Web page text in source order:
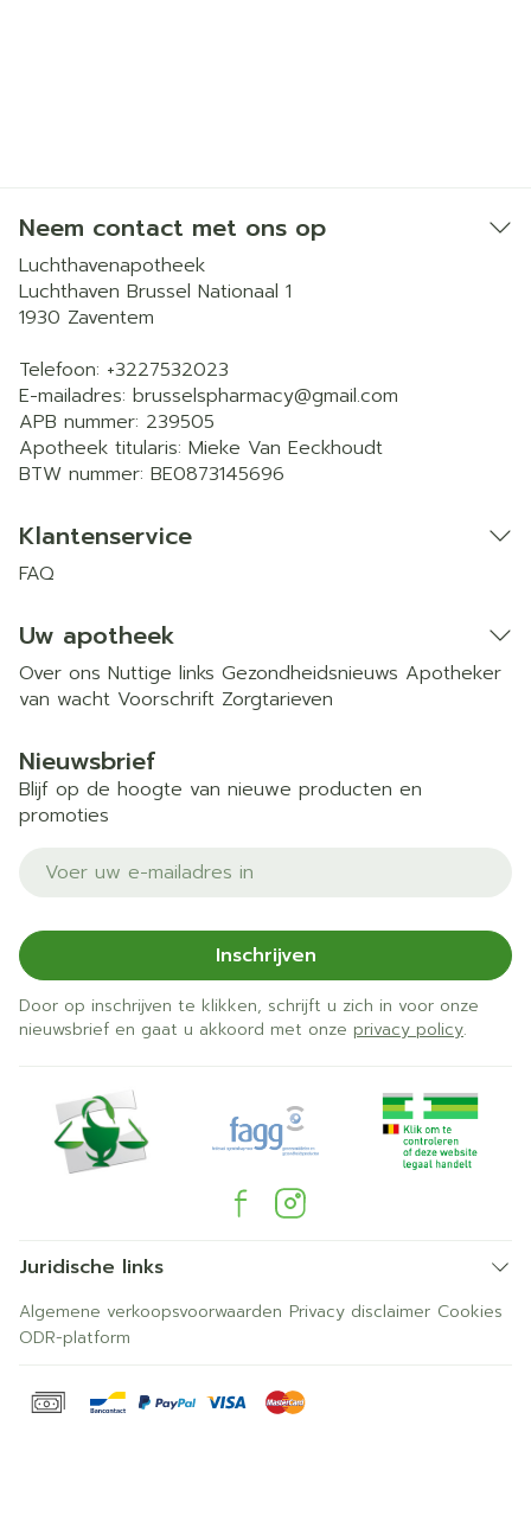
Neem contact met ons op
Luchthavenapotheek
Luchthaven Brussel Nationaal 1
1930 Zaventem
Telefoon: +3227532023
E-mailadres: brusselspharmacy@gmail.com
APB nummer: 239505
Apotheek titularis: Mieke Van Eeckhoudt
BTW nummer: BE0873145696
Klantenservice
FAQ
Uw apotheek
Over ons Nuttige links Gezondheidsnieuws Apotheker
van wacht Voorschrift Zorgtarieven
Nieuwsbrief
Blijf op de hoogte van nieuwe producten en
promoties
E-mail adres
Inschrijven
Door op inschrijven te klikken, schrijft u zich in voor onze
nieuwsbrief en gaat u akkoord met onze privacy policy.
Juridische links
Algemene verkoopsvoorwaarden Privacy disclaimer Cookies
ODR-platform